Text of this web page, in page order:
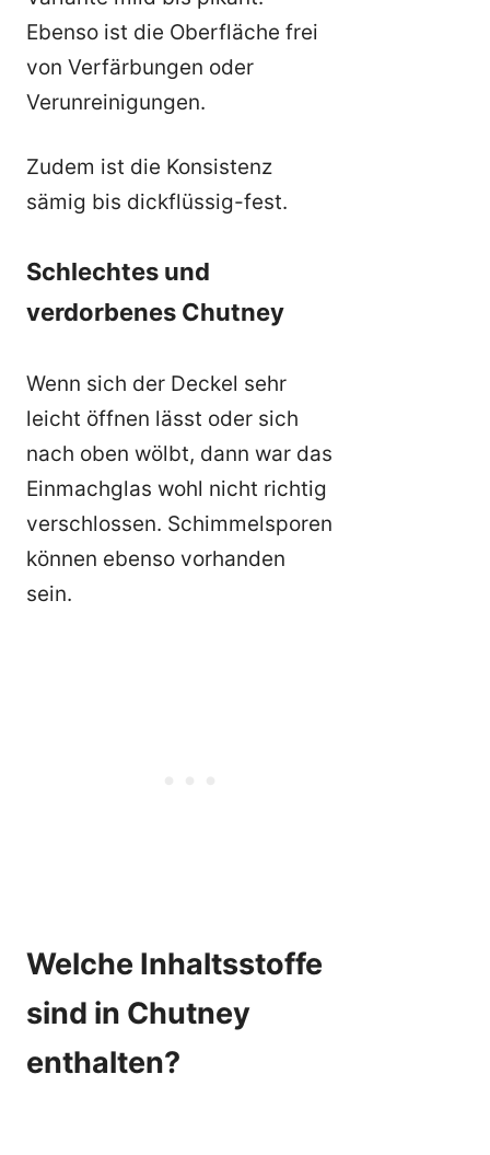
Ebenso ist die Oberfläche frei
von Verfärbungen oder
Verunreinigungen.
Zudem ist die Konsistenz
sämig bis dickflüssig-fest.
Schlechtes und
verdorbenes Chutney
Wenn sich der Deckel sehr
leicht öffnen lässt oder sich
nach oben wölbt, dann war das
Einmachglas wohl nicht richtig
verschlossen. Schimmelsporen
können ebenso vorhanden
sein.
Welche Inhaltsstoffe
sind in Chutney
enthalten?